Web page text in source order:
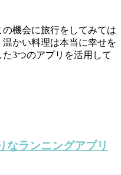
機会に旅行をしてみては
かい料理は本当に幸せを
3つのアプリを活用して
なランニングアプリ